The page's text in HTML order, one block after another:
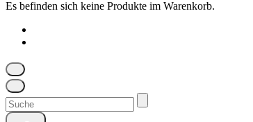
Es befinden sich keine Produkte im Warenkorb.
Suchen
nach: